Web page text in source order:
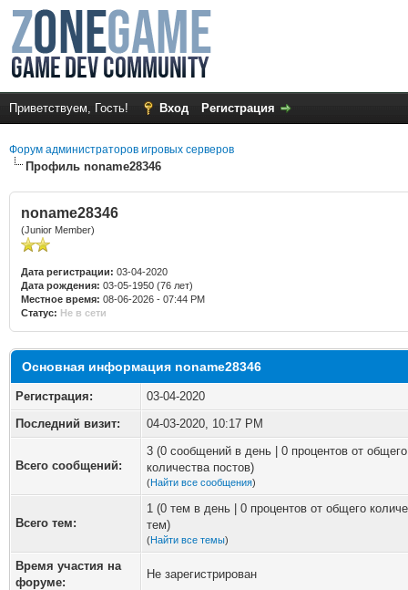
Приветствуем, Гость! Вход Регистрация
Форум администраторов игровых серверов
Профиль noname28346
noname28346
(Junior Member)
Дата регистрации: 03-04-2020
Дата рождения: 03-05-1950 (76 лет)
Местное время: 08-06-2026 - 07:44 PM
Статус: Не в сети
Основная информация noname28346
Регистрация:
03-04-2020
Последний визит:
04-03-2020, 10:17 PM
Всего сообщений:
3 (0 сообщений в день | 0 процентов от общего
количества постов)
(Найти все сообщения)
Всего тем:
1 (0 тем в день | 0 процентов от общего
тем)
(Найти все темы)
Время участия на
форуме:
Не зарегистрирован